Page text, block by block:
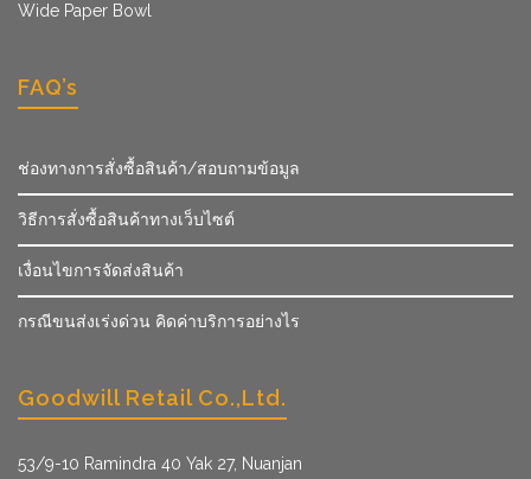
Wide Paper Bowl
FAQ’s
ช่องทางการสั่งซื้อสินค้า/สอบถามข้อมูล
วิธีการสั่งซื้อสินค้าทางเว็บไซต์
เงื่อนไขการจัดส่งสินค้า
กรณีขนส่งเร่งด่วน คิดค่าบริการอย่างไร
Goodwill Retail Co.,Ltd.
53/9­-10 Ramindra 40 Yak 27, Nuanjan